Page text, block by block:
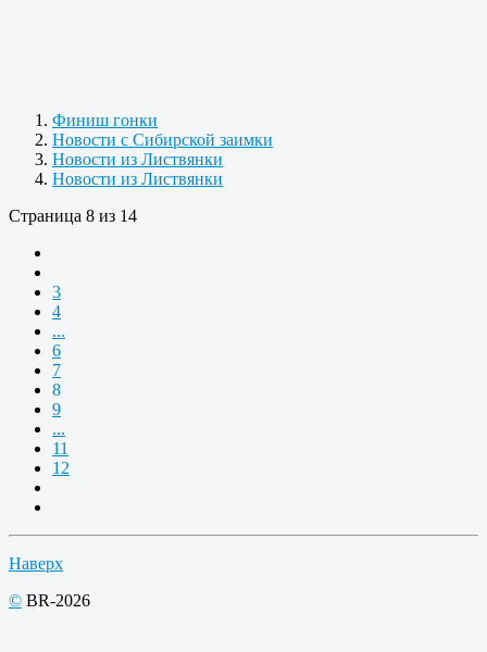
Финиш гонки
Новости с Сибирской заимки
Новости из Листвянки
Новости из Листвянки
Страница 8 из 14
3
4
...
6
7
8
9
...
11
12
Наверх
© BR-2026